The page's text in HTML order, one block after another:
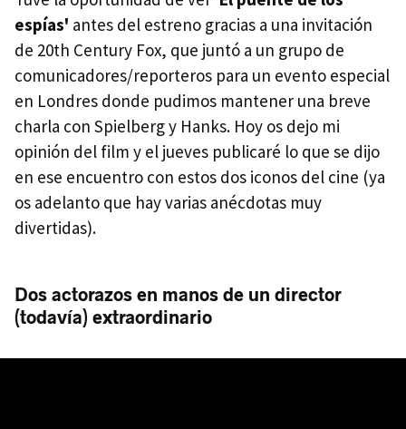
espías' antes del estreno gracias a una invitación
de 20th Century Fox, que juntó a un grupo de
comunicadores/reporteros para un evento especial
en Londres donde pudimos mantener una breve
charla con Spielberg y Hanks. Hoy os dejo mi
opinión del film y el jueves publicaré lo que se dijo
en ese encuentro con estos dos iconos del cine (ya
os adelanto que hay varias anécdotas muy
divertidas).
Dos actorazos en manos de un director
(todavía) extraordinario